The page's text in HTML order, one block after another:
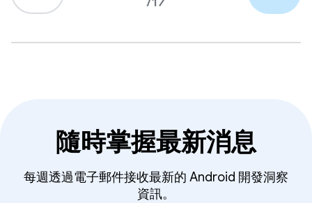
/17
隨時掌握最新消息
每週透過電子郵件接收最新的 Android 開發洞察
資訊。